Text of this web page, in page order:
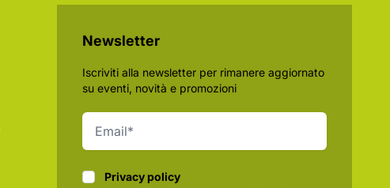
Newsletter
Iscriviti alla newsletter per rimanere aggiornato
su eventi, novità e promozioni
Privacy policy